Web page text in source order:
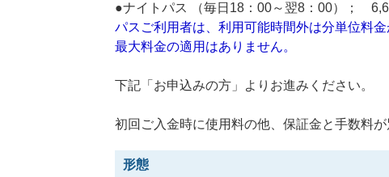
●ナイトパス （毎日18：00～翌8：00）；
パスご利用者は、利用可能時間外は分単位料
最大料金の適用はありません。
下記「お申込みの方」よりお進みください。
初回ご入金時に使用料の他、保証金と手数料が
形態